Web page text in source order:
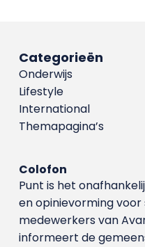
Categorieën
Onderwijs
Lifestyle
International
Themapagina’s
Colofon
Punt is het
en opinievorming
medewerkers van
informeert de